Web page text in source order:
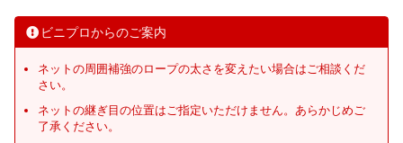
ビニプロからのご案内
ネットの周囲補強のロープの太さを変えたい場合はご相談くだ
さい。
ネットの継ぎ目の位置はご指定いただけません。あらかじめご
了承ください。